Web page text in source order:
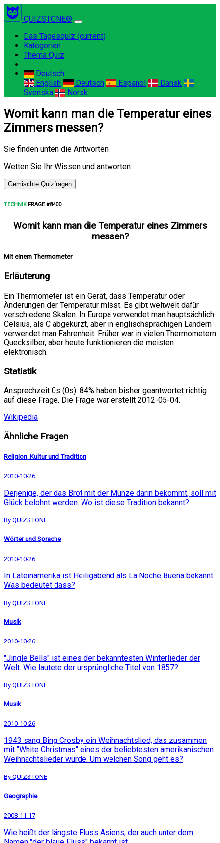
QUIZSTONE®
Das Tagesquiz (current)
Kategorien
Thema Quiz
Deutsch
English
Deutsch Espanol
Dansk
Svenska
Norsk
Womit kann man die Temperatur eines
Zimmers messen?
Sie finden unten die Antworten
Wetten Sie Ihr Wissen und antworten
Gemischte Quizfragen
TECHNIKFRAGE #8400
Womit kann man die Temperatur eines Zimmers
messen?
Mit einem Thermometer
Erläuterung
Ein Thermometer ist ein Gerät, dass Temperatur oder
Änderungen der Temperatur misst. Es gibt weltweit dafür
verschiedene Skalen. In Europa verwendet man hauptsächlich
Celsius, als C abgekürzt, aber in englischsprachigen Ländern
verwendet man Fahrenheit. Früher war in vielen Thermometern
Quecksilber, aber heute funktionieren die meisten
elektronisch.
Statistik
Ansprechzeit 0s (0s). 84% haben bisher geantwortet richtig
auf diese Frage. Die Frage war erstellt 2012-05-04.
Wikipedia
Ähnliche Fragen
Religion, Kultur und Tradition
2010-10-26
Derjenige, der das Brot mit der Münze darin bekommt, soll mit
Glück belohnt werden. Wo ist diese Tradition bekannt?
By QUIZSTONE
Wörter und Sprache
2010-10-26
In Lateinamerika ist Heiligabend als La Noche Buena bekannt.
Was bedeutet dass?
By QUIZSTONE
Musik
2010-10-26
"Jingle Bells" ist eines der bekanntesten Winterlieder der
Welt. Wie lautete der ursprüngliche Titel von 1857?
By QUIZSTONE
Musik
2010-10-26
1943 sang Bing Crosby ein Weihnachtslied, das zusammen
mit "White Christmas" eines der beliebtesten amerikanischen
Weihnachtslieder wurde. Um welchen Song geht es?
By QUIZSTONE
Geographie
2008-11-17
Wie heißt der längste Fluss Asiens, der auch unter dem